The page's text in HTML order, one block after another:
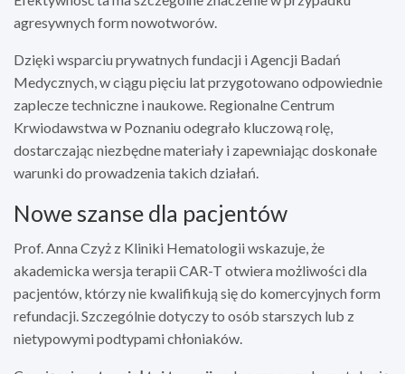
agresywnych form nowotworów.
Dzięki wsparciu prywatnych fundacji i Agencji Badań
Medycznych, w ciągu pięciu lat przygotowano odpowiednie
zaplecze techniczne i naukowe. Regionalne Centrum
Krwiodawstwa w Poznaniu odegrało kluczową rolę,
dostarczając niezbędne materiały i zapewniając doskonałe
warunki do prowadzenia takich działań.
Nowe szanse dla pacjentów
Prof. Anna Czyż z Kliniki Hematologii wskazuje, że
akademicka wersja terapii CAR-T otwiera możliwości dla
pacjentów, którzy nie kwalifikują się do komercyjnych form
refundacji. Szczególnie dotyczy to osób starszych lub z
nietypowymi podtypami chłoniaków.